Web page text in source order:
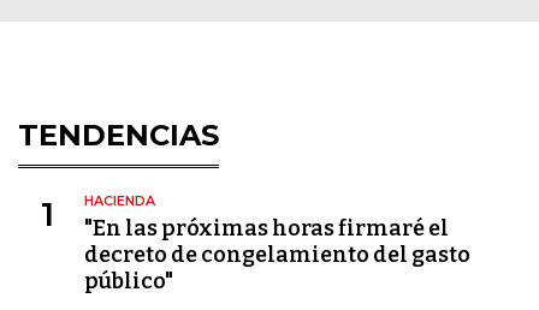
TENDENCIAS
1 HACIENDA
"En las próximas horas firmaré el
decreto de congelamiento del gasto
público"